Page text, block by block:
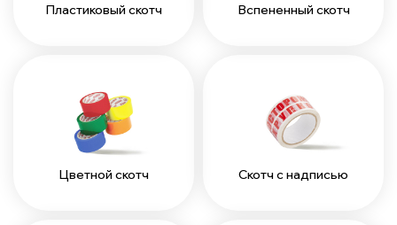
Пластиковый скотч Вспененный скотч
Цветной скотч Скотч с надписью